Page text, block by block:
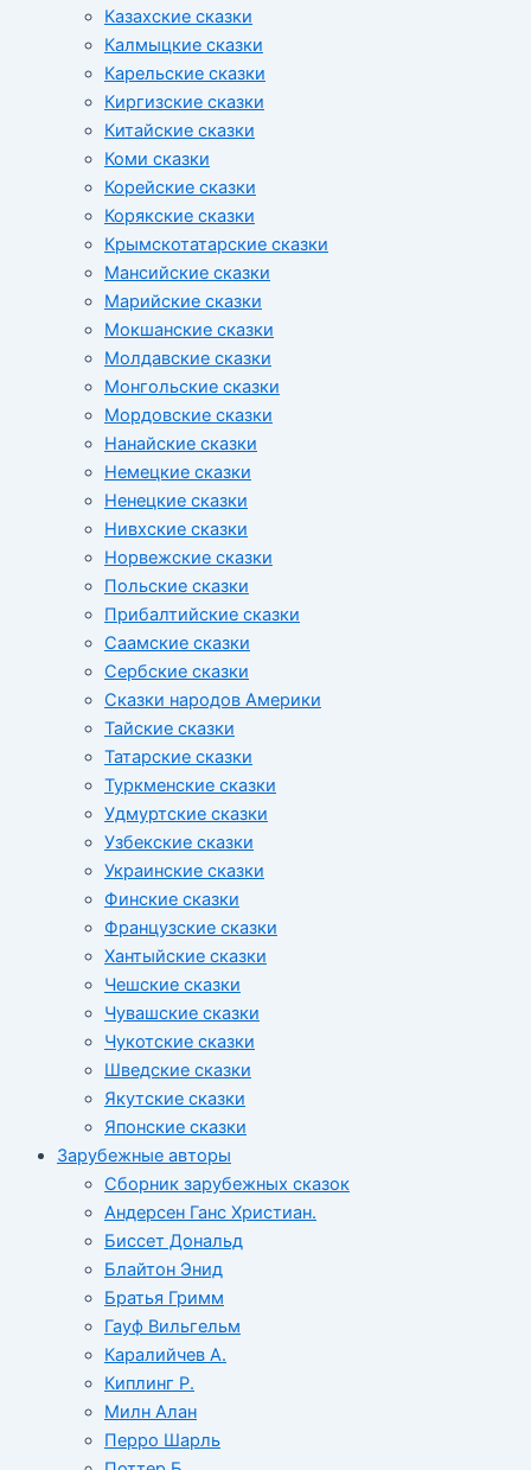
Казахские сказки
Калмыцкие сказки
Карельские сказки
Киргизские сказки
Китайские сказки
Коми сказки
Корейские сказки
Корякские сказки
Крымскотатарские сказки
Мансийские сказки
Марийские сказки
Мокшанские сказки
Молдавские сказки
Монгольские сказки
Мордовские сказки
Нанайские сказки
Немецкие сказки
Ненецкие сказки
Нивхские сказки
Норвежские сказки
Польские сказки
Прибалтийские сказки
Cаамские сказки
Сербские сказки
Сказки народов Америки
Тайские сказки
Татарские сказки
Туркменские сказки
Удмуртские сказки
Узбекские сказки
Украинские сказки
Финские сказки
Французские сказки
Хантыйские сказки
Чешские сказки
Чувашские сказки
Чукотские сказки
Шведские сказки
Якутские сказки
Японские сказки
Зарубежные авторы
Сборник зарубежных сказок
Андерсен Ганс Христиан.
Биссет Дональд
Блайтон Энид
Братья Гримм
Гауф Вильгельм
Каралийчев А.
Киплинг Р.
Милн Алан
Перро Шарль